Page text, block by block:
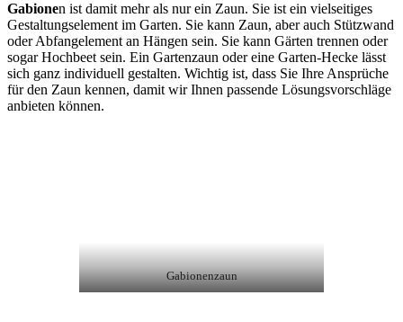
Gabionen ist damit mehr als nur ein Zaun. Sie ist ein vielseitiges
Gestaltungselement im Garten. Sie kann Zaun, aber auch Stützwand
oder Abfangelement an Hängen sein. Sie kann Gärten trennen oder
sogar Hochbeet sein. Ein Gartenzaun oder eine Garten-Hecke lässt
sich ganz individuell gestalten. Wichtig ist, dass Sie Ihre Ansprüche
für den Zaun kennen, damit wir Ihnen passende Lösungsvorschläge
anbieten können.
Gabionenzaun